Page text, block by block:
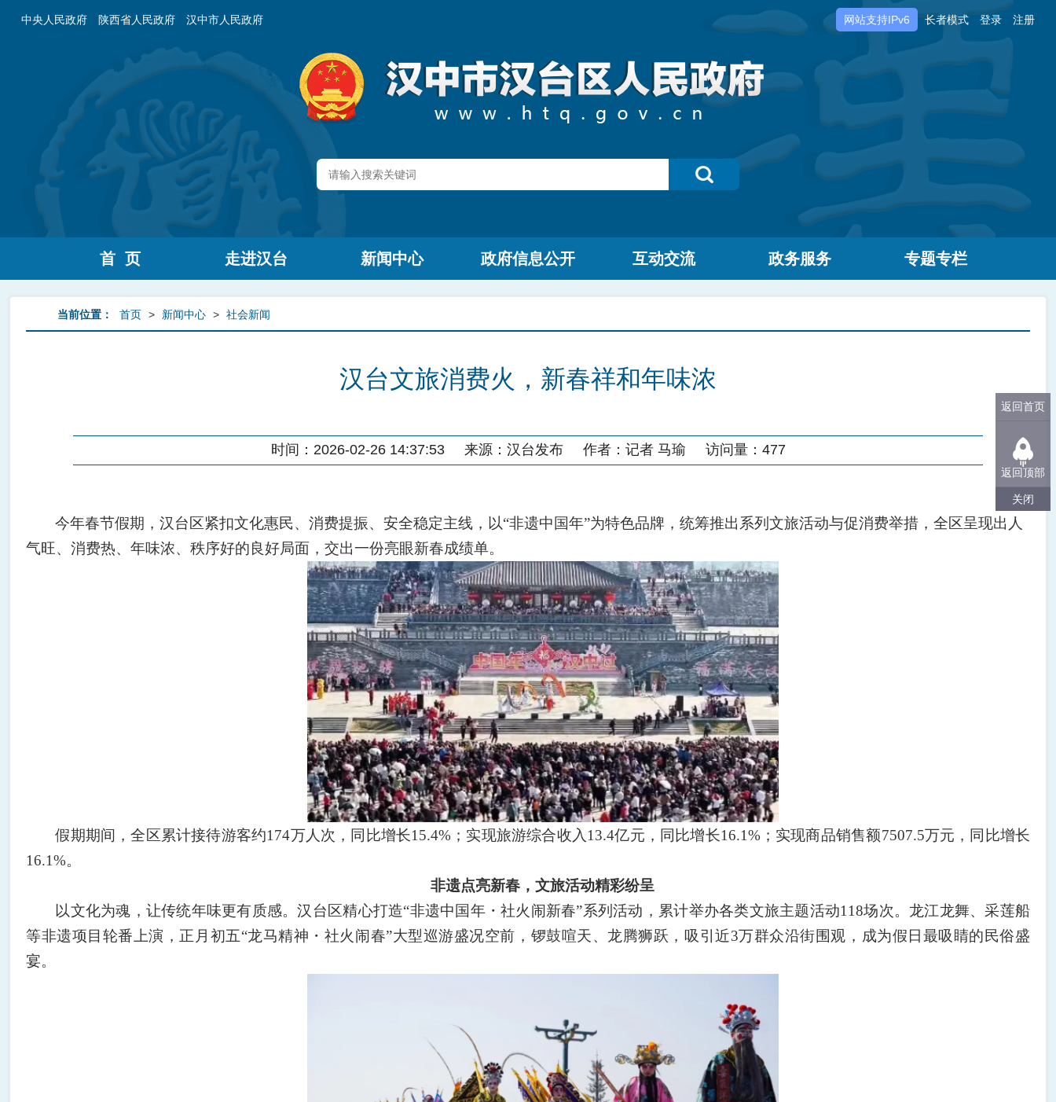
中央人民政府 陕西省人民政府 汉中市人民政府 网站支持IPv6 长者模式 登录 注册
首 页 走进汉台 新闻中心 政府信息公开 互动交流 政务服务 专题专栏
当前位置： 首页 > 新闻中心 > 社会新闻
汉台文旅消费火，新春祥和年味浓
时间：2026-02-26 14:37:53 来源： 汉台发布 作者： 记者 马瑜 访问量： 477
今年春节假期，汉台区紧扣文化惠民、消费提振、安全稳定主线，以“非遗中国年”为特色品牌，统筹推出系列文旅活动与促消费举措，全区呈现出人
气旺、消费热、年味浓、秩序好的良好局面，交出一份亮眼新春成绩单。
假期期间，全区累计接待游客约174万人次，同比增长15.4%；实现旅游综合收入13.4亿元，同比增长16.1%；实现商品销售额7507.5万元，同比增长
16.1%。
非遗点亮新春，文旅活动精彩纷呈
以文化为魂，让传统年味更有质感。汉台区精心打造“非遗中国年・社火闹新春”系列活动，累计举办各类文旅主题活动118场次。龙江龙舞、采莲船
等非遗项目轮番上演，正月初五“龙马精神・社火闹春”大型巡游盛况空前，锣鼓喧天、龙腾狮跃，吸引近3万群众沿街围观，成为假日最吸睛的民俗盛
宴。
返回首页
返回顶部
关闭